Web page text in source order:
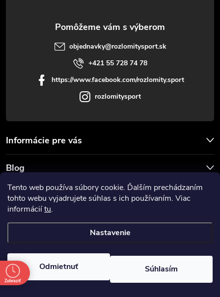
Tento web používa súbory cookie. Ďalším prechádzaním
tohto webu vyjadrujete súhlas s ich používaním. Viac
informáciítu.
Nastavenie
Odmietnuť Súhlasím
objednavky@rozlomitysport.sk
+421 55 728 74 78
https://www.facebook.com/rozlomity.sport
rozlomitysport
Informácie pre vás
Blog
Prijímame online platby
Rozlomitysport. Všetky práva vyhradené.
Zobraziť